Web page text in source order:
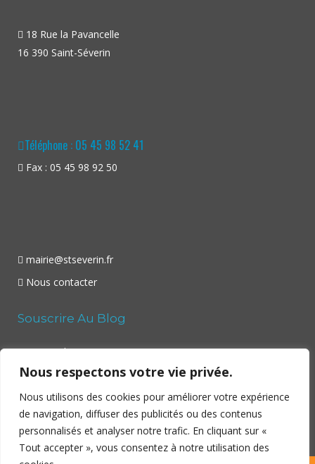
Nous respectons votre vie privée.
Nous utilisons des cookies pour améliorer votre expérience
de navigation, diffuser des publicités ou des contenus
personnalisés et analyser notre trafic. En cliquant sur «
Tout accepter », vous consentez à notre utilisation des
18 Rue la Pavancelle
16 390 Saint-Séverin
Téléphone : 05 45 98 52 41
Fax : 05 45 98 92 50
mairie@stseverin.fr
Nous contacter
Souscrire Au Blog
Your email: